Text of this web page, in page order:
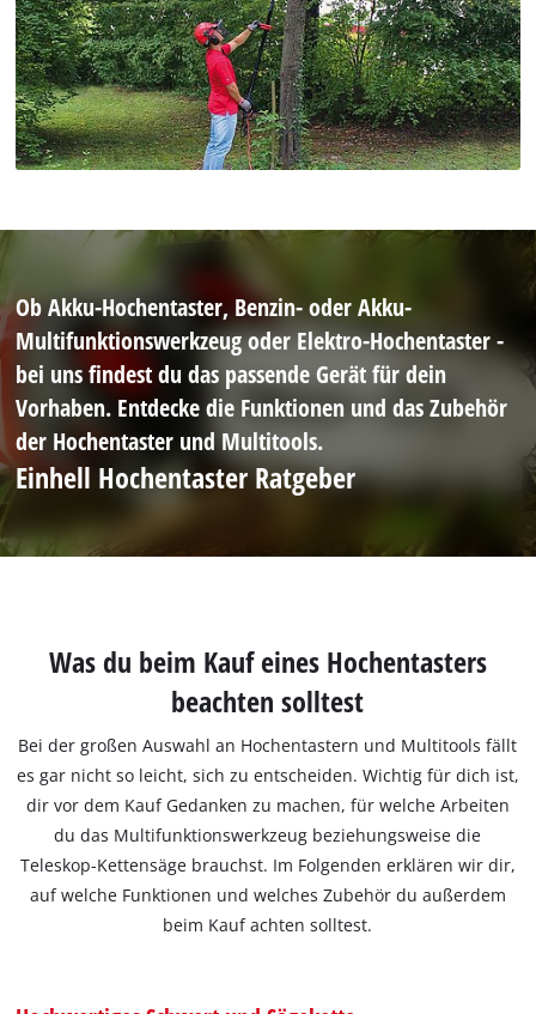
Ob Akku-Hochentaster, Benzin- oder Akku-
Multifunktionswerkzeug oder Elektro-Hochentaster -
bei uns findest du das passende Gerät für dein
Vorhaben. Entdecke die Funktionen und das Zubehör
der Hochentaster und Multitools.
Einhell Hochentaster Ratgeber
Was du beim Kauf eines Hochentasters
beachten solltest
Bei der großen Auswahl an Hochentastern und Multitools fällt
es gar nicht so leicht, sich zu entscheiden. Wichtig für dich ist,
dir vor dem Kauf Gedanken zu machen, für welche Arbeiten
du das Multifunktionswerkzeug beziehungsweise die
Teleskop-Kettensäge brauchst. Im Folgenden erklären wir dir,
auf welche Funktionen und welches Zubehör du außerdem
beim Kauf achten solltest.